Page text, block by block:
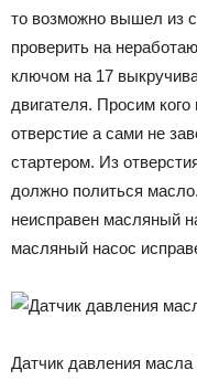
то возможно вышел из
проверить на
ключом на 17
двигателя. Просим
отверстие а сами не
стартером. Из
должно политься
неисправен масляный
масляный насос
Датчик давления масла